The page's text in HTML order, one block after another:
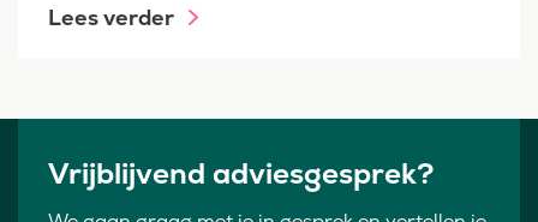
Lees verder
Vrijblijvend adviesgesprek?